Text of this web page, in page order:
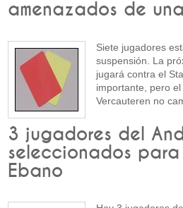
amenazados de
Siete jugadores
suspensión. La
jugará contra el
importante, pero
Vercauteren no
3 jugadores del
seleccionados
Ebano